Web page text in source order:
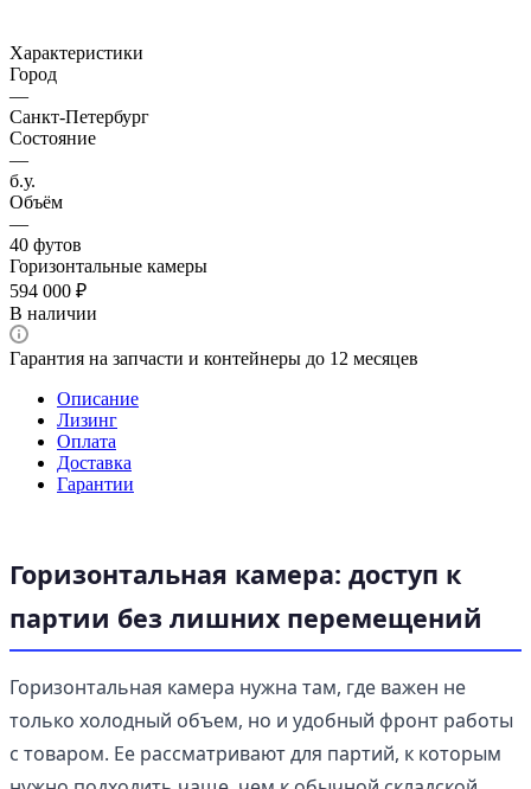
Характеристики
Город
—
Санкт-Петербург
Состояние
—
б.у.
Объём
—
40 футов
Горизонтальные камеры
594 000 ₽
В наличии
Гарантия на запчасти и контейнеры до 12 месяцев
Описание
Лизинг
Оплата
Доставка
Гарантии
Горизонтальная камера: доступ к
партии без лишних перемещений
Горизонтальная камера нужна там, где важен не
только холодный объем, но и удобный фронт работы
с товаром. Ее рассматривают для партий, к которым